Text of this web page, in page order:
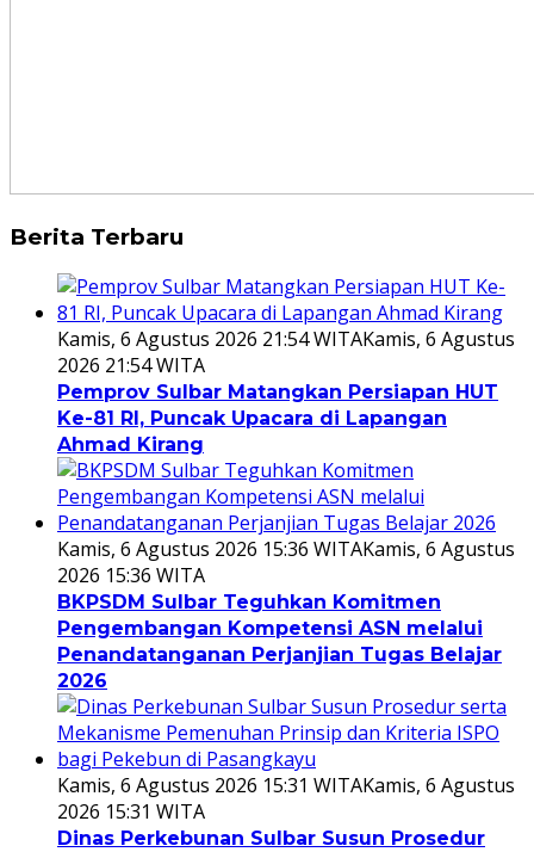
Berita Terbaru
Kamis, 6 Agustus 2026 21:54 WITAKamis, 6 Agustus
2026 21:54 WITA
Pemprov Sulbar Matangkan Persiapan HUT
Ke-81 RI, Puncak Upacara di Lapangan
Ahmad Kirang
Kamis, 6 Agustus 2026 15:36 WITAKamis, 6 Agustus
2026 15:36 WITA
BKPSDM Sulbar Teguhkan Komitmen
Pengembangan Kompetensi ASN melalui
Penandatanganan Perjanjian Tugas Belajar
2026
Kamis, 6 Agustus 2026 15:31 WITAKamis, 6 Agustus
2026 15:31 WITA
Dinas Perkebunan Sulbar Susun Prosedur